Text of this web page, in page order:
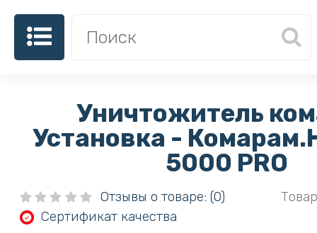
Уничтожитель
Установка -
5000 PRO
Отзывы о товаре: (0)
Сертификат качества